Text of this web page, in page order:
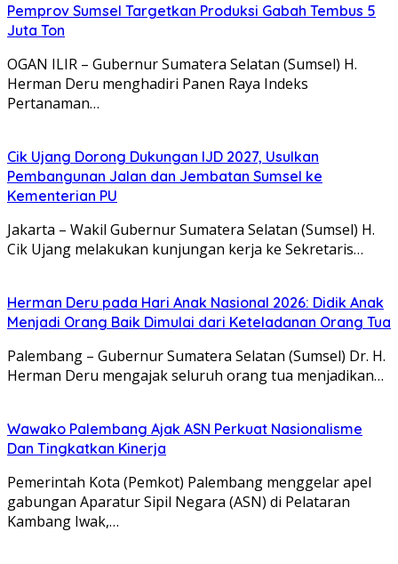
Pemprov Sumsel Targetkan Produksi Gabah Tembus 5
Juta Ton
OGAN ILIR – Gubernur Sumatera Selatan (Sumsel) H.
Herman Deru menghadiri Panen Raya Indeks
Pertanaman…
Cik Ujang Dorong Dukungan IJD 2027, Usulkan
Pembangunan Jalan dan Jembatan Sumsel ke
Kementerian PU
Jakarta – Wakil Gubernur Sumatera Selatan (Sumsel) H.
Cik Ujang melakukan kunjungan kerja ke Sekretaris…
Herman Deru pada Hari Anak Nasional 2026: Didik Anak
Menjadi Orang Baik Dimulai dari Keteladanan Orang Tua
Palembang – Gubernur Sumatera Selatan (Sumsel) Dr. H.
Herman Deru mengajak seluruh orang tua menjadikan…
Wawako Palembang Ajak ASN Perkuat Nasionalisme
Dan Tingkatkan Kinerja
Pemerintah Kota (Pemkot) Palembang menggelar apel
gabungan Aparatur Sipil Negara (ASN) di Pelataran
Kambang Iwak,…